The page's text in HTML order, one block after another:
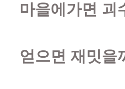
마을에가면 괴
얻으면 재밋을